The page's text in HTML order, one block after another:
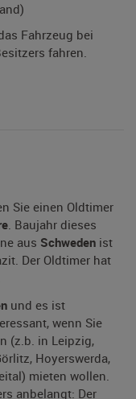
Fahrzeug bei
fahren.
Sie einen Oldtimer
. Baujahr dieses
aus Schweden ist
Der Oldtimer hat
und es ist
wenn Sie
(z.b. in Leipzig,
Hoyerswerda,
mieten wollen.
anbelangt: Der